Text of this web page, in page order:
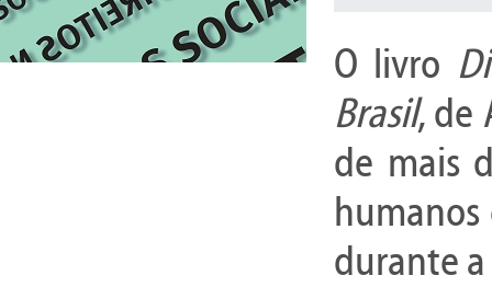
O livro
Brasil, de
de mais
durante